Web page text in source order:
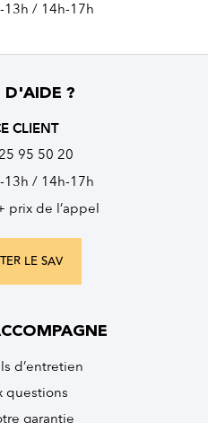
13h / 14h-17h
D'AIDE ?
CLIENT
95 50 20
13h / 14h-17h
de l’appel
LE SAV
d’entretien
questions
garantie